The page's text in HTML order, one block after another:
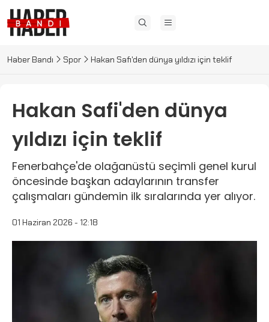
Haber Bandı Spor Hakan Safi'den dünya yıldızı için teklif
Hakan Safi'den dünya
yıldızı için teklif
Fenerbahçe'de olağanüstü seçimli genel kurul
öncesinde başkan adaylarının transfer
çalışmaları gündemin ilk sıralarında yer alıyor.
01 Haziran 2026 - 12:18